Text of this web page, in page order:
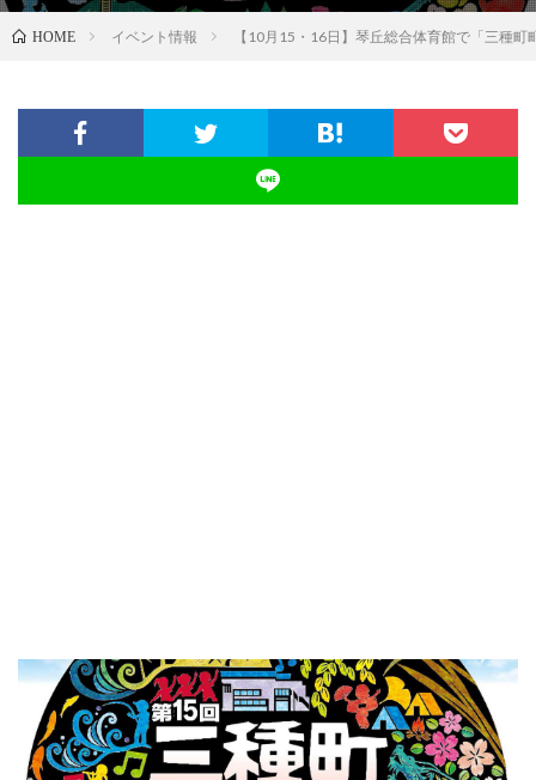
HOME イベント情報 【10月15・16日】琴丘総合体育館で「三種